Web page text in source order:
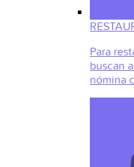
Para
buscan
nómina